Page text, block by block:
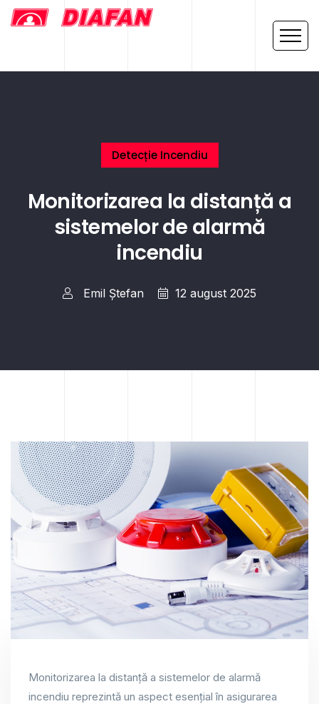
Detecție Incendiu
Monitorizarea la distanță a
sistemelor de alarmă
incendiu
Emil Ștefan 12 august 2025
Monitorizarea la distanță a sistemelor de alarmă
incendiu reprezintă un aspect esențial în asigurarea